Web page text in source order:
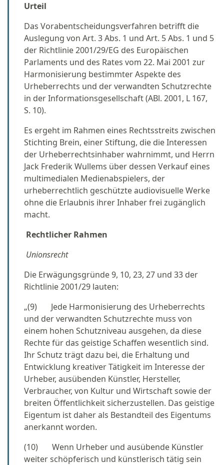
Urteil
Das Vorabentscheidungsverfahren betrifft die
Auslegung von Art. 3 Abs. 1 und Art. 5 Abs. 1 und 5
der Richtlinie 2001/29/EG des Europäischen
Parlaments und des Rates vom 22. Mai 2001 zur
Harmonisierung bestimmter Aspekte des
Urheberrechts und der verwandten Schutzrechte
in der Informationsgesellschaft (ABl. 2001, L 167,
S. 10).
Es ergeht im Rahmen eines Rechtsstreits zwischen
Stichting Brein, einer Stiftung, die die Interessen
der Urheberrechtsinhaber wahrnimmt, und Herrn
Jack Frederik Wullems über dessen Verkauf eines
multimedialen Medienabspielers, der
urheberrechtlich geschützte audiovisuelle Werke
ohne die Erlaubnis ihrer Inhaber frei zugänglich
macht.
Rechtlicher Rahmen
Unionsrecht
Die Erwägungsgründe 9, 10, 23, 27 und 33 der
Richtlinie 2001/29 lauten:
„(9) Jede Harmonisierung des Urheberrechts
und der verwandten Schutzrechte muss von
einem hohen Schutzniveau ausgehen, da diese
Rechte für das geistige Schaffen wesentlich sind.
Ihr Schutz trägt dazu bei, die Erhaltung und
Entwicklung kreativer Tätigkeit im Interesse der
Urheber, ausübenden Künstler, Hersteller,
Verbraucher, von Kultur und Wirtschaft sowie der
breiten Öffentlichkeit sicherzustellen. Das geistige
Eigentum ist daher als Bestandteil des Eigentums
anerkannt worden.
(10) Wenn Urheber und ausübende Künstler
weiter schöpferisch und künstlerisch tätig sein